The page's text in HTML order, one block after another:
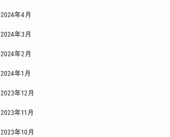
2024年4月
2024年3月
2024年2月
2024年1月
2023年12月
2023年11月
2023年10月